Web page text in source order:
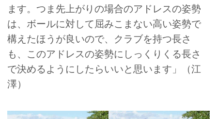
ます。つま先上がりの場合のアドレスの姿勢
は、ボールに対して屈みこまない高い姿勢で
構えたほうが良いので、クラブを持つ長さ
も、このアドレスの姿勢にしっくりくる長さ
で決めるようにしたらいいと思います」（江
澤）